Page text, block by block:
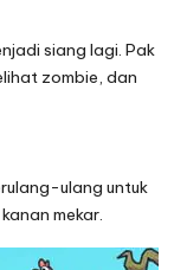
siang lagi. Pak
zombie, dan
ulang untuk
mekar.